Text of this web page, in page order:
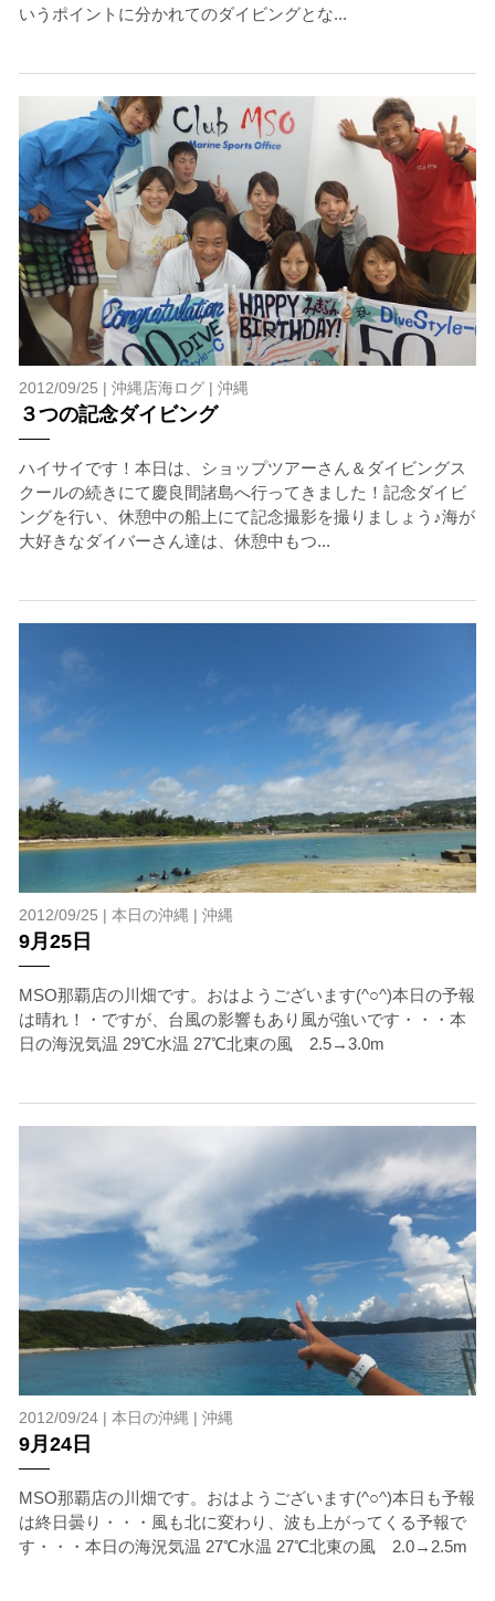
いうポイントに分かれてのダイビングとな...
2012/09/25 | 沖縄店海ログ| 沖縄
３つの記念ダイビング
ハイサイです！本日は、ショップツアーさん＆ダイビングス
クールの続きにて慶良間諸島へ行ってきました！記念ダイビ
ングを行い、休憩中の船上にて記念撮影を撮りましょう♪海が
大好きなダイバーさん達は、休憩中もつ...
2012/09/25 | 本日の沖縄 | 沖縄
9月25日
MSO那覇店の川畑です。おはようございます(^○^)本日の予報
は晴れ！・ですが、台風の影響もあり風が強いです・・・本
日の海況気温 29℃水温 27℃北東の風 2.5→3.0m
2012/09/24 | 本日の沖縄 | 沖縄
9月24日
MSO那覇店の川畑です。おはようございます(^○^)本日も予報
は終日曇り・・・風も北に変わり、波も上がってくる予報で
す・・・本日の海況気温 27℃水温 27℃北東の風 2.0→2.5m
当ツアーの手順と注意点
1.スイム開始の判断
クジラを発見した場合は、その時のクジラの様子や海況
を確認し、ガイドがスイム開始可能と判断した場合にの
みエントリーを行います。
たとえクジラが近くを泳いでいても、状況によってはエ
ントリーを行わない場合があります。
クジラへのストレス軽減や安全管理の観点から、エント
リー人数を制限する場合があります。また、エントリー
の順番はガイドが決定しますので、必ずその指示に従っ
3.クジラとの距離と泳ぎ方
クジラの観察は水面からのみとし、素潜りは禁止としま
す。クジラによっては、人が近くを泳ぐことを嫌い、逃
げてしまう場合があります。そのため、原則として緊急
時やガイドの指示がある場合を除き、クジラの近くでフ
ィンキックなどをして泳ぐことも禁止します。クジラは
一度でもそのような行動を取る人間を嫌がってしまう
と、その後スイムで近づくことができなくなる場合が多
いため、必ずこれらの事項をお守りください。
4.スイム遂行の可否と返金について
ツアー当日は、ゲストの安全を最優先とし、可能な限り
スイムが実施できるよう努めます。しかし、万が一海に
エントリーできなかった場合や、クジラを発見できなか
った場合でも返金はいたしませんので、あらかじめご了
承ください。
5.海況について
沖縄の1月～3月は、季節的に海が穏やかな日は多くあり
ません。そのため、多少の波やうねりがある中でスノー